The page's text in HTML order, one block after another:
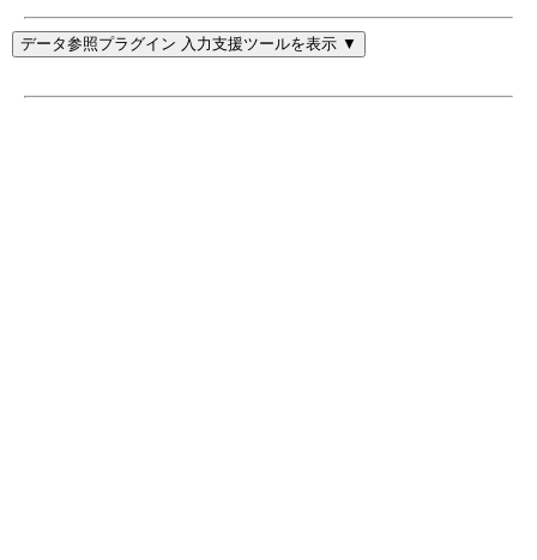
データ参照プラグイン 入力支援ツールを表示 ▼